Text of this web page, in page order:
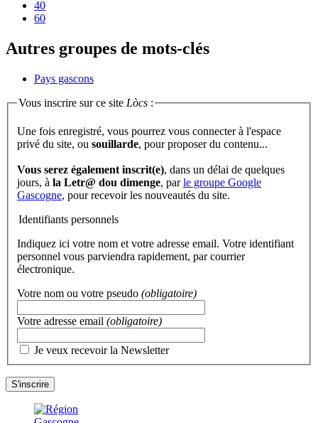
40
60
Autres groupes de mots-clés
Pays gascons
Vous inscrire sur ce site Lòcs :
Une fois enregistré, vous pourrez vous connecter à l'espace
privé du site, ou souillarde , pour proposer du contenu...
Vous serez également inscrit(e), dans un délai de quelques
jours, à la Letr@ dou dimenge, parle groupe Google
Gascogne, pour recevoir les nouveautés du site.
Identifiants personnels
Indiquez ici votre nom et votre adresse email. Votre identifiant
personnel vous parviendra rapidement, par courrier
électronique.
Votre nom ou votre pseudo (obligatoire)
Votre adresse email (obligatoire)
Je veux recevoir la Newsletter